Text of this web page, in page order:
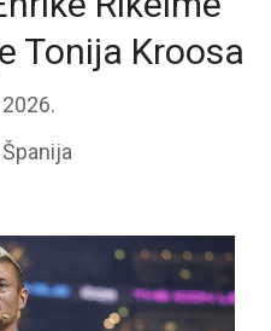
Tonija Kroosa
2026.
Španija